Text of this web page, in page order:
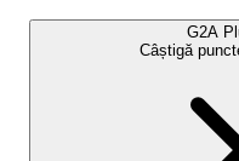
G2A
Câștigă